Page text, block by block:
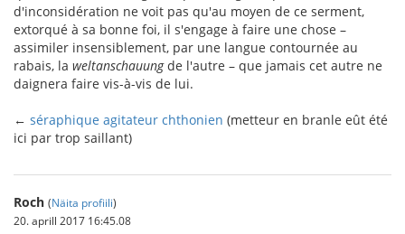
d'inconsidération ne voit pas qu'au moyen de ce serment,
extorqué à sa bonne foi, il s'engage à faire une chose –
assimiler insensiblement, par une langue contournée au
rabais, la weltanschauungde l'autre – que jamais cet autre ne
daignera faire vis-à-vis de lui.
← séraphique agitateur chthonien (metteur en branle eût été
ici par trop saillant)
Roch (Näita profiili)
20. aprill 2017 16:45.08